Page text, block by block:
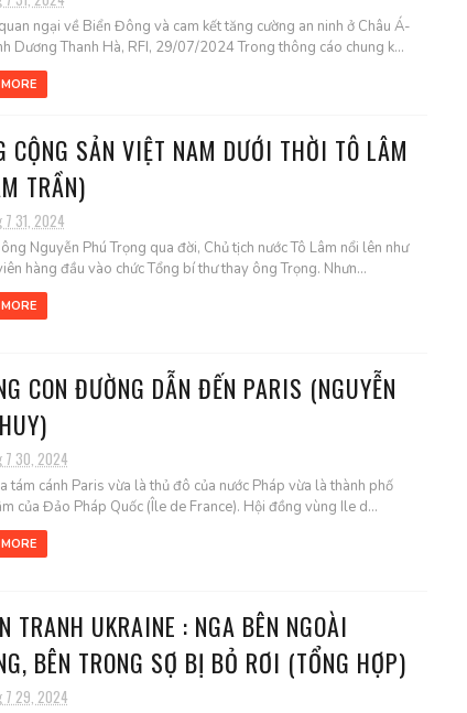
ngại về Biển Đông và cam kết tăng cường an ninh ở Châu Á-
Dương Thanh Hà, RFI, 29/07/2024 Trong thông cáo chung k...
CỘNG SẢN VIỆT NAM DƯỚI THỜI TÔ LÂM
TRẦN)
7 31, 2024
Nguyễn Phú Trọng qua đời, Chủ tịch nước Tô Lâm nổi lên như
hàng đầu vào chức Tổng bí thư thay ông Trọng. Nhưn...
CON ĐƯỜNG DẪN ĐẾN PARIS (NGUYỄN
7 30, 2024
tám cánh Paris vừa là thủ đô của nước Pháp vừa là thành phố
của Đảo Pháp Quốc (Île de France). Hội đồng vùng Ile d...
TRANH UKRAINE : NGA BÊN NGOÀI
BÊN TRONG SỢ BỊ BỎ RƠI (TỔNG HỢP)
7 29, 2024